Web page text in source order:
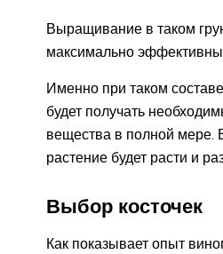
Выращивание в таком
максимально
Именно при таком составе
будет получать
вещества в полной мере.
растение будет расти и
Выбор косточек
Как показывает опыт